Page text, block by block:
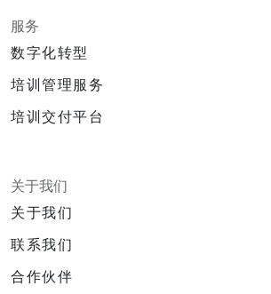
服务
数字化转型
培训管理服务
培训交付平台
关于我们
关于我们
联系我们
合作伙伴